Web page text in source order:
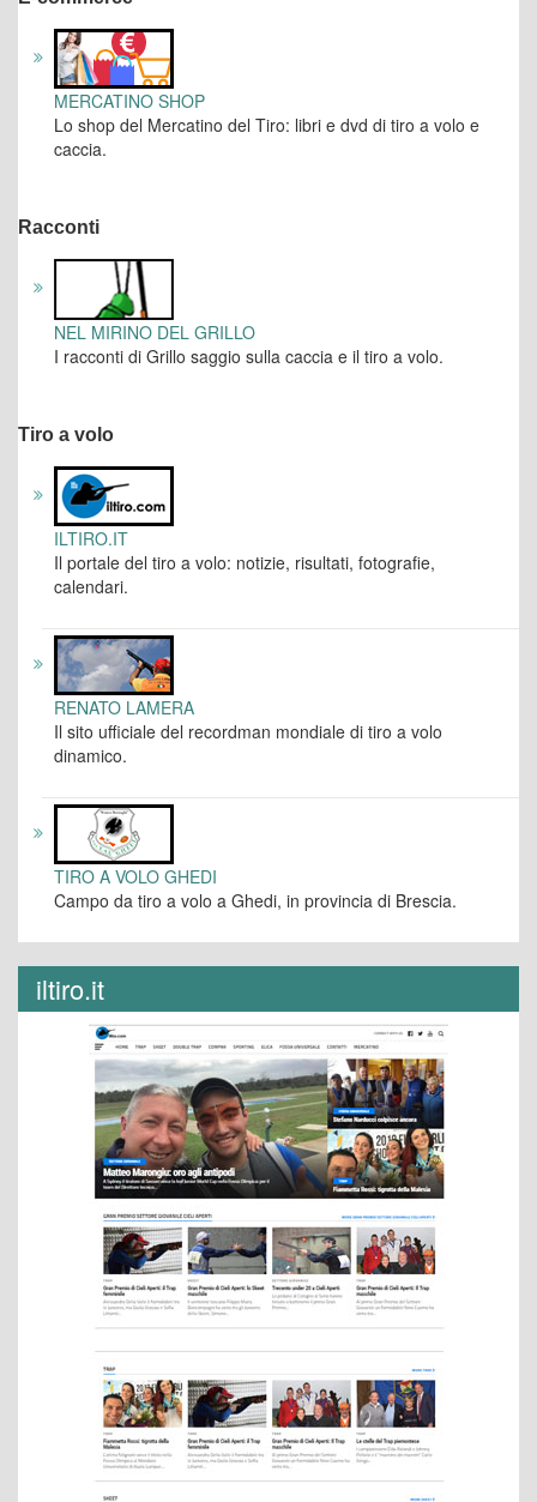
MERCATINO SHOP
Lo shop del Mercatino del Tiro: libri e dvd di tiro a volo e
caccia.
Racconti
NEL MIRINO DEL GRILLO
I racconti di Grillo saggio sulla caccia e il tiro a volo.
Tiro a volo
ILTIRO.IT
Il portale del tiro a volo: notizie, risultati, fotografie,
calendari.
RENATO LAMERA
Il sito ufficiale del recordman mondiale di tiro a volo
dinamico.
TIRO A VOLO GHEDI
Campo da tiro a volo a Ghedi, in provincia di Brescia.
iltiro.it